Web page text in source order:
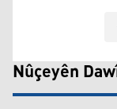
Nûçeyên